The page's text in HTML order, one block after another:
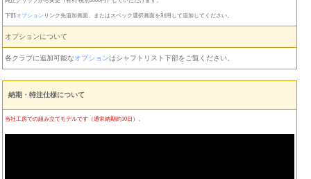
下部オプション リンク先追加画面、またはスペック選択画面を利用して追加してください。
オプションについて
各クラブに追加可能なオプションはシャフトリスト下部をご覧ください。
納期・特注仕様について
当社工房での組み立てモデルです（通常納期約10日）。